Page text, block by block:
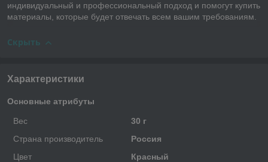
индивидуальный и профессиональный подход и помогут купить
материалы, которые будет отвечать всем вашим требованиям.
Скрыть
Характеристики
Основные атрибуты
Вес
30 г
Страна производитель
Россия
Цвет
Красный